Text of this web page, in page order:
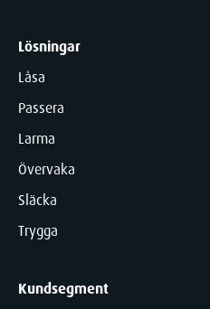
Lösningar
Låsa
Passera
Larma
Övervaka
Släcka
Trygga
Kundsegment